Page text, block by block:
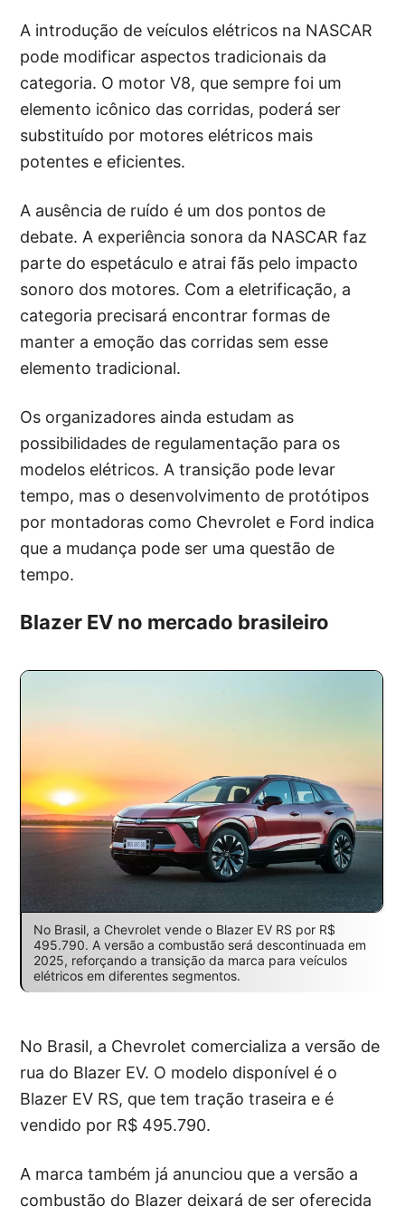
A introdução de veículos elétricos na NASCAR
pode modificar aspectos tradicionais da
categoria. O motor V8, que sempre foi um
elemento icônico das corridas, poderá ser
substituído por motores elétricos mais
potentes e eficientes.
A ausência de ruído é um dos pontos de
debate. A experiência sonora da NASCAR faz
parte do espetáculo e atrai fãs pelo impacto
sonoro dos motores. Com a eletrificação, a
categoria precisará encontrar formas de
manter a emoção das corridas sem esse
elemento tradicional.
Os organizadores ainda estudam as
possibilidades de regulamentação para os
modelos elétricos. A transição pode levar
tempo, mas o desenvolvimento de protótipos
por montadoras como Chevrolet e Ford indica
que a mudança pode ser uma questão de
tempo.
Blazer EV no mercado brasileiro
No Brasil, a Chevrolet vende o Blazer EV RS por R$
495.790. A versão a combustão será descontinuada em
2025, reforçando a transição da marca para veículos
elétricos em diferentes segmentos.
No Brasil, a Chevrolet comercializa a versão de
rua do Blazer EV. O modelo disponível é o
Blazer EV RS, que tem tração traseira e é
vendido por R$ 495.790.
A marca também já anunciou que a versão a
combustão do Blazer deixará de ser oferecida